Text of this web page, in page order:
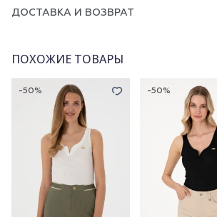
ДОСТАВКА И ВОЗВРАТ
ПОХОЖИЕ ТОВАРЫ
-50% -50%